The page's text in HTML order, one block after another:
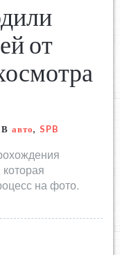
от
В авто, SPB
на фото.